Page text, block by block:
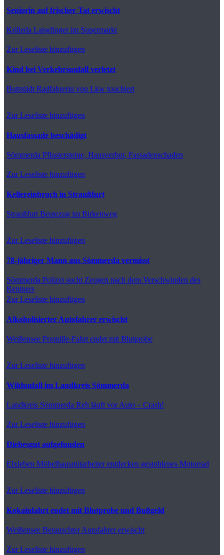
Seniorin auf frischer Tat erwischt
Kölleda Langfinger im Supermarkt
Zur Leseliste hinzufügen
Kind bei Verkehrsunfall verletzt
Buttstädt Radfahrerin von Lkw touchiert
Zur Leseliste hinzufügen
Hausfassade beschädigt
Sömmerda Pflastersteine, Hausverbot, Fassadenschaden
Zur Leseliste hinzufügen
Kellereinbruch in Straußfurt
Straußfurt Beutezug im Birkenweg
Zur Leseliste hinzufügen
78-jähriger Mann aus Sömmerda vermisst
Sömmerda Polizei sucht Zeugen nach dem Verschwinden des
Rentners
Zur Leseliste hinzufügen
Alkoholisierter Autofahrer erwischt
Weißensee Promille-Fahrt endet mit Blutprobe
Zur Leseliste hinzufügen
Wildunfall im Landkreis Sömmerda
Landkreis Sömmerda Reh läuft vor Auto – Crash!
Zur Leseliste hinzufügen
Diebesgut aufgefunden
Elxleben Möbelhausmitarbeiter entdecken gestohlenes Motorrad
Zur Leseliste hinzufügen
Kokainfahrt endet mit Blutprobe und Bußgeld
Weißensee Berauschter Autofahrer erwischt
Zur Leseliste hinzufügen